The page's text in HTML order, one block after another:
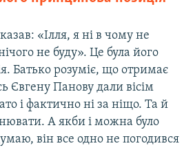
«Ілля, я ні в чому не
не буду». Це була його
Батько розуміє, що отримає
Євгену Панову дали вісім
і фактично ні за ніщо. Та й
А якби і можна було
він все одно не погодився